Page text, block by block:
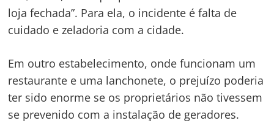
loja fechada”. Para ela, o incidente é falta de
cuidado e zeladoria com a cidade.
Em outro estabelecimento, onde funcionam um
restaurante e uma lanchonete, o prejuízo poderia
ter sido enorme se os proprietários não tivessem
se prevenido com a instalação de geradores.